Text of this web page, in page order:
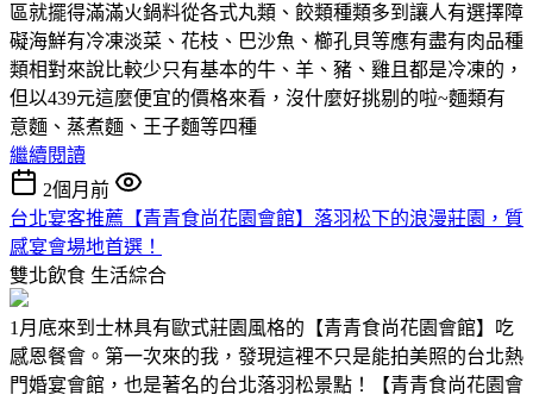
區就擺得滿滿火鍋料從各式丸類、餃類種類多到讓人有選擇障
礙海鮮有冷凍淡菜、花枝、巴沙魚、櫛孔貝等應有盡有肉品種
類相對來說比較少只有基本的牛、羊、豬、雞且都是冷凍的，
但以439元這麼便宜的價格來看，沒什麼好挑剔的啦~麵類有
意麵、蒸煮麵、王子麵等四種
繼續閱讀
2個月前
台北宴客推薦【青青食尚花園會館】落羽松下的浪漫莊園，質
感宴會場地首選！
雙北飲食 生活綜合
1月底來到士林具有歐式莊園風格的【青青食尚花園會館】吃
感恩餐會。第一次來的我，發現這裡不只是能拍美照的台北熱
門婚宴會館，也是著名的台北落羽松景點！【青青食尚花園會